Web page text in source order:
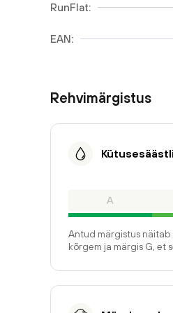
RunFlat:
EAN:
Rehvimärgistus
A
Antud märgistus näitab
kõrgem ja märgis G, et